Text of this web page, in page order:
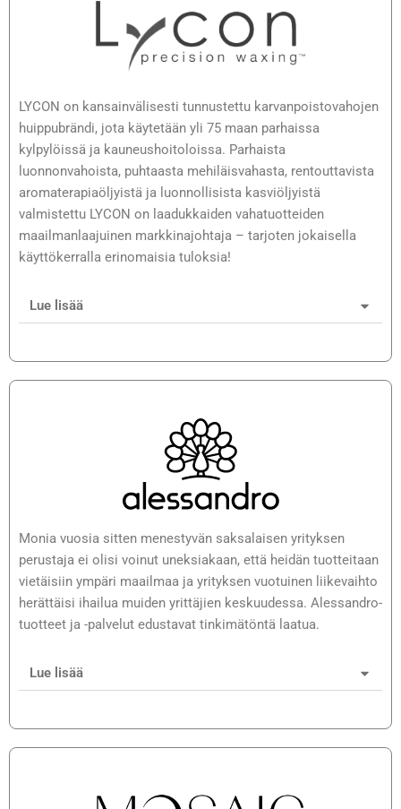
LYCON on kansainvälisesti tunnustettu karvanpoistovahojen
huippubrändi, jota käytetään yli 75 maan parhaissa
kylpylöissä ja kauneushoitoloissa. Parhaista
luonnonvahoista, puhtaasta mehiläisvahasta, rentouttavista
aromaterapiaöljyistä ja luonnollisista kasviöljyistä
valmistettu LYCON on laadukkaiden vahatuotteiden
maailmanlaajuinen markkinajohtaja – tarjoten jokaisella
käyttökerralla erinomaisia tuloksia!
Lue lisää
Monia vuosia sitten menestyvän saksalaisen yrityksen
perustaja ei olisi voinut uneksiakaan, että heidän tuotteitaan
vietäisiin ympäri maailmaa ja yrityksen vuotuinen liikevaihto
herättäisi ihailua muiden yrittäjien keskuudessa. Alessandro-
tuotteet ja -palvelut edustavat tinkimätöntä laatua.
Lue lisää